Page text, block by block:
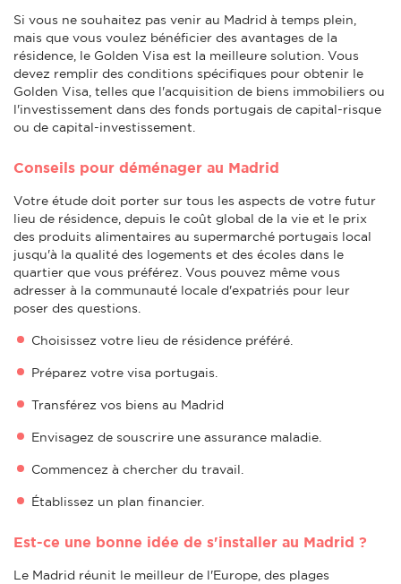
Si vous ne souhaitez pas venir au Madrid à temps plein,
mais que vous voulez bénéficier des avantages de la
résidence, le Golden Visa est la meilleure solution. Vous
devez remplir des conditions spécifiques pour obtenir le
Golden Visa, telles que l'acquisition de biens immobiliers ou
l'investissement dans des fonds portugais de capital-risque
ou de capital-investissement.
Conseils pour déménager au Madrid
Votre étude doit porter sur tous les aspects de votre futur
lieu de résidence, depuis le coût global de la vie et le prix
des produits alimentaires au supermarché portugais local
jusqu'à la qualité des logements et des écoles dans le
quartier que vous préférez. Vous pouvez même vous
adresser à la communauté locale d'expatriés pour leur
poser des questions.
Choisissez votre lieu de résidence préféré.
Préparez votre visa portugais.
Transférez vos biens au Madrid
Envisagez de souscrire une assurance maladie.
Commencez à chercher du travail.
Établissez un plan financier.
Est-ce une bonne idée de s'installer au Madrid ?
Le Madrid réunit le meilleur de l'Europe, des plages